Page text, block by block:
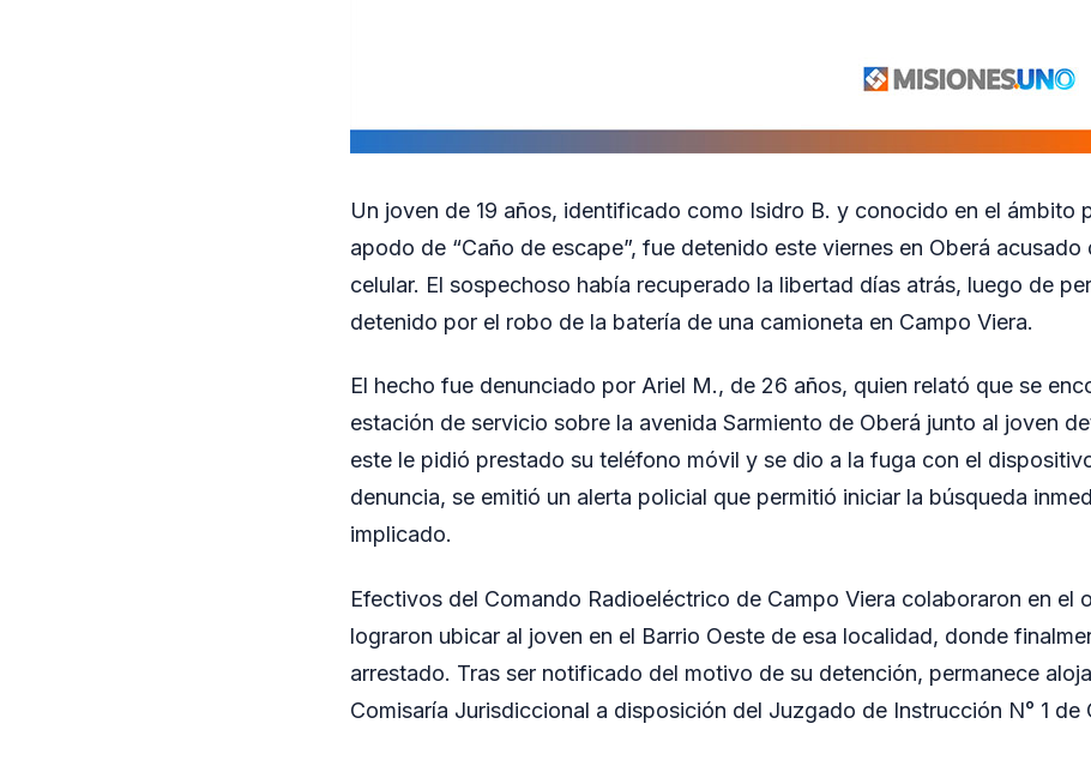
Un joven de 19 años, identificado como Isidro B. y conocido en el ámbito
apodo de “Caño de escape”, fue detenido este viernes en Oberá acusado
celular. El sospechoso había recuperado la libertad días atrás, luego de
detenido por el robo de la batería de una camioneta en Campo Viera.
El hecho fue denunciado por Ariel M., de 26 años, quien relató que se
estación de servicio sobre la avenida Sarmiento de Oberá junto al joven
este le pidió prestado su teléfono móvil y se dio a la fuga con el
denuncia, se emitió un alerta policial que permitió iniciar la búsqueda
implicado.
Efectivos del Comando Radioeléctrico de Campo Viera colaboraron en el
lograron ubicar al joven en el Barrio Oeste de esa localidad, donde
arrestado. Tras ser notificado del motivo de su detención, permanece
Comisaría Jurisdiccional a disposición del Juzgado de Instrucción N° 1 de